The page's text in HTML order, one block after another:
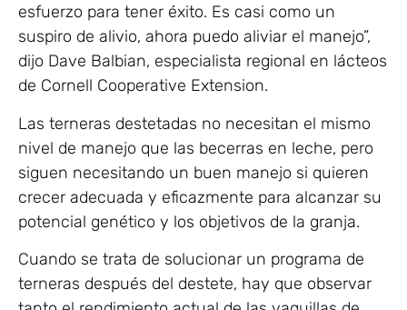
esfuerzo para tener éxito. Es casi como un
suspiro de alivio, ahora puedo aliviar el manejo”,
dijo Dave Balbian, especialista regional en lácteos
de Cornell Cooperative Extension.
Las terneras destetadas no necesitan el mismo
nivel de manejo que las becerras en leche, pero
siguen necesitando un buen manejo si quieren
crecer adecuada y eficazmente para alcanzar su
potencial genético y los objetivos de la granja.
Cuando se trata de solucionar un programa de
terneras después del destete, hay que observar